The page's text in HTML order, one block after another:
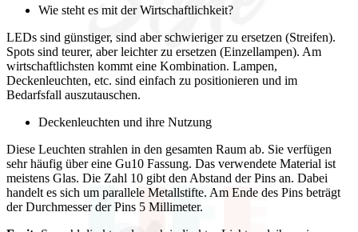
Wie steht es mit der Wirtschaftlichkeit?
LEDs sind günstiger, sind aber schwieriger zu ersetzen (Streifen).
Spots sind teurer, aber leichter zu ersetzen (Einzellampen). Am
wirtschaftlichsten kommt eine Kombination. Lampen,
Deckenleuchten, etc. sind einfach zu positionieren und im
Bedarfsfall auszutauschen.
Deckenleuchten und ihre Nutzung
Diese Leuchten strahlen in den gesamten Raum ab. Sie verfügen
sehr häufig über eine Gu10 Fassung. Das verwendete Material ist
meistens Glas. Die Zahl 10 gibt den Abstand der Pins an. Dabei
handelt es sich um parallele Metallstifte. Am Ende des Pins beträgt
der Durchmesser der Pins 5 Millimeter.